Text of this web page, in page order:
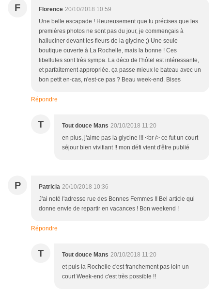
F Florence 20/10/2018 10:59
Une belle escapade ! Heureusement que tu précises que les
premières photos ne sont pas du jour, je commençais à
halluciner devant les fleurs de la glycine ;) Une seule
boutique ouverte à La Rochelle, mais la bonne ! Ces
libellules sont très sympa. La déco de l'hôtel est intéressante,
et parfaitement appropriée. ça passe mieux le bateau avec un
bon petit en-cas, n'est-ce pas ? Beau week-end. Bises
Répondre
T Tout douce Mans 20/10/2018 11:20
en plus, j'aime pas la glycine !!! <br /> ce fut un court
séjour bien vivifiant !! mon défi vient d'être publié
P Patricia 20/10/2018 10:36
J'ai noté l'adresse rue des Bonnes Femmes !! Bel article qui
donne envie de repartir en vacances ! Bon weekend !
Répondre
T Tout douce Mans 20/10/2018 11:20
et puis la Rochelle c'est franchement pas loin un
court Week-end c'est très possible !!